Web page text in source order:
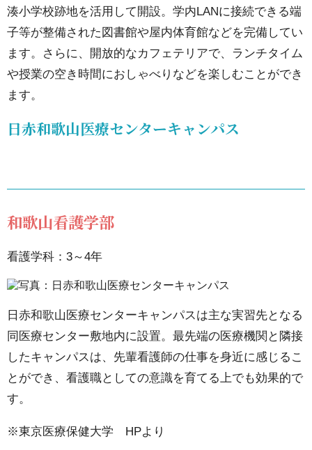
丘・
立川
看護
学部
9.
船
ャ
パ
ス
看護
学部
10.
ンパ
湊小学校跡地を活用して開設。学内LANに接続できる端
子等が整備された図書館や屋内体育館などを完備してい
ます。さらに、開放的なカフェテリアで、ランチタイム
や授業の空き時間におしゃべりなどを楽しむことができ
ます。
日赤和歌山医療センターキャンパス
和歌山看護学部
看護学科：3～4年
日赤和歌山医療センターキャンパスは主な実習先となる
同医療センター敷地内に設置。最先端の医療機関と隣接
したキャンパスは、先輩看護師の仕事を身近に感じるこ
とができ、看護職としての意識を育てる上でも効果的で
す。
※東京医療保健大学 HPより